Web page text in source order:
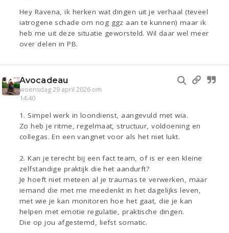
Hey Ravena, ik herken wat dingen uit je verhaal (teveel
iatrogene schade om nog ggz aan te kunnen) maar ik
heb me uit deze situatie geworsteld. Wil daar wel meer
over delen in PB.
Avocadeau
woensdag 29 april 2026 om
14:40
1. Simpel werk in loondienst, aangevuld met wia.
Zo heb je ritme, regelmaat, structuur, voldoening en
collegas. En een vangnet voor als het niet lukt.
2. Kan je terecht bij een fact team, of is er een kleine
zelfstandige praktijk die het aandurft?
Je hoeft niet meteen al je traumas te verwerken, maar
iemand die met me meedenkt in het dagelijks leven,
met wie je kan monitoren hoe het gaat, die je kan
helpen met emotie regulatie, praktische dingen.
Die op jou afgestemd, liefst somatic.